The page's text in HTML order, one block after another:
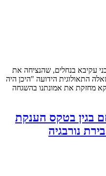
עקיבא בנחלים, שהנציחה את
התאולוגית הידועה "היכן היה
מחזקת את אמונתנו בהשגחה
בגין בטקס הענקת
נורבגיה